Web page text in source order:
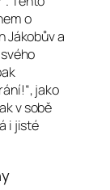
o
Jákobův a
jako
v sobě
i jisté